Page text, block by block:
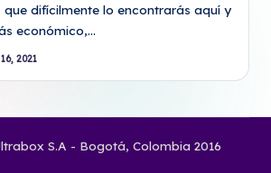
difícilmente lo encontrarás aquí y
económico,…
2021
S.A - Bogotá, Colombia 2016